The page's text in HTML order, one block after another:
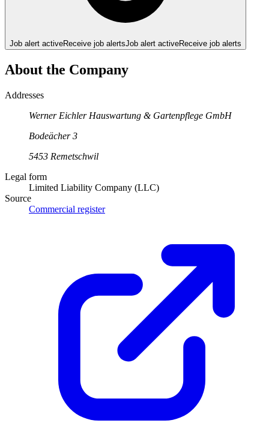
Job alert activeReceive job alertsJob alert activeReceive job alerts
About the Company
Addresses
Werner Eichler Hauswartung & Gartenpflege GmbH
Bodeächer 3
5453 Remetschwil
Legal form
Limited Liability Company (LLC)
Source
Commercial register